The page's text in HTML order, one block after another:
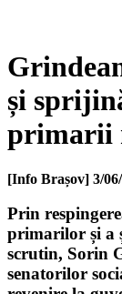
și
primarii
[Info Brașov] 3/
Prin
primarilor și a
scrutin, Sorin
senatorilor